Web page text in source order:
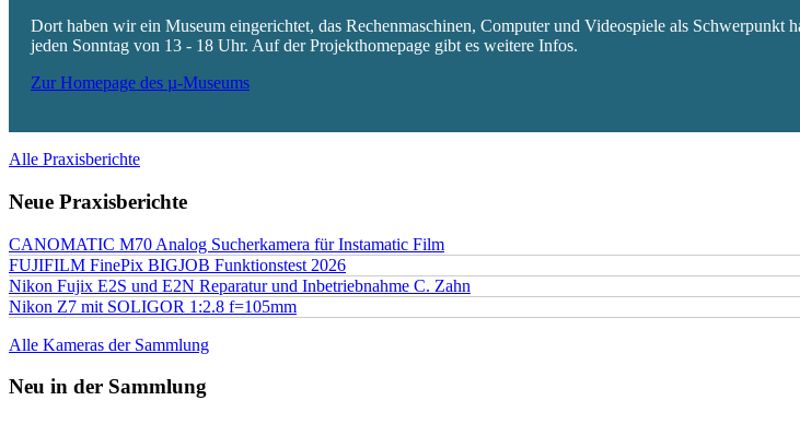
Dort haben wir ein Museum eingerichtet, das Rechenmaschinen, Computer und Videospiele als
jeden Sonntag von 13 - 18 Uhr. Auf der Projekthomepage gibt es weitere Infos.
Zur Homepage des µ-Museums
Alle Praxisberichte
Neue Praxisberichte
CANOMATIC M70 Analog Sucherkamera für Instamatic Film
FUJIFILM FinePix BIGJOB Funktionstest 2026
Nikon Fujix E2S und E2N Reparatur und Inbetriebnahme C. Zahn
Nikon Z7 mit SOLIGOR 1:2.8 f=105mm
Alle Kameras der Sammlung
Neu in der Sammlung